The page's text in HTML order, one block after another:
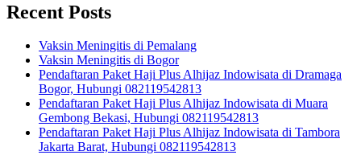
Recent Posts
Vaksin Meningitis di Pemalang
Vaksin Meningitis di Bogor
Pendaftaran Paket Haji Plus Alhijaz Indowisata di Dramaga
Bogor, Hubungi 082119542813
Pendaftaran Paket Haji Plus Alhijaz Indowisata di Muara
Gembong Bekasi, Hubungi 082119542813
Pendaftaran Paket Haji Plus Alhijaz Indowisata di Tambora
Jakarta Barat, Hubungi 082119542813